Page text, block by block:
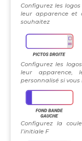
Configurez les
leur apparence et
souhaitez
Configurez les
leur apparence,
personnalisé si
Configurez la
l’initiale F